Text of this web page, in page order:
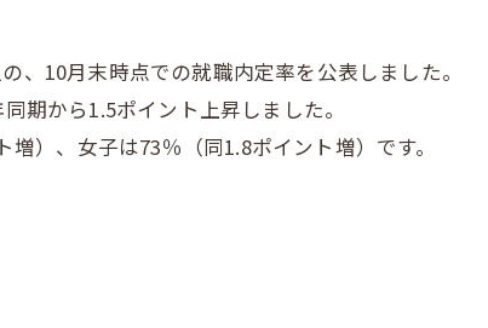
、10月末時点での就職内定率を公表しました。
期から1.5ポイント上昇しました。
）、女子は73％（同1.8ポイント増）です。